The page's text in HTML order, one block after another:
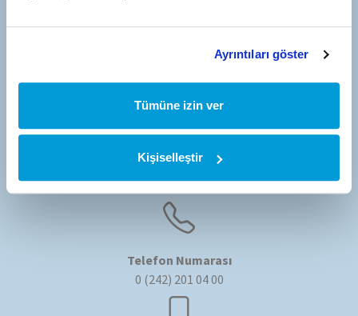
Ayrıntıları göster
Tümüne izin ver
Kişiselleştir
Almanya Adresi
E-posta Adresi
bilgi@tommatech-home.com
Telefon Numarası
0 (242) 201 04 00